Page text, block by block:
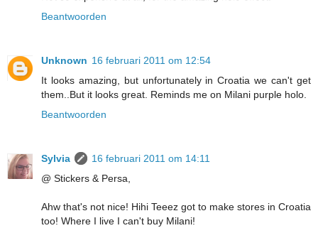
Beantwoorden
Unknown 16 februari 2011 om 12:54
It looks amazing, but unfortunately in Croatia we can't get
them..But it looks great. Reminds me on Milani purple holo.
Beantwoorden
Sylvia
16 februari 2011 om 14:11
@ Stickers & Persa,
Ahw that's not nice! Hihi Teeez got to make stores in Croatia
too! Where I live I can't buy Milani!